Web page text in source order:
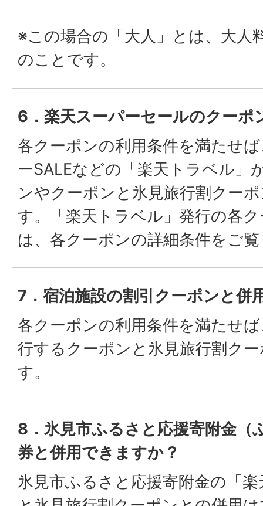
※この場合の「大人」とは、大人
のことです。
6．楽天スーパーセールのクーポ
各クーポンの利用条件を満たせ
ーSALEなどの「楽天トラベル」
ンやクーポンと氷見旅行割クー
す。「楽天トラベル」発行の各
は、各クーポンの詳細条件をご
7．宿泊施設の割引クーポンと併
各クーポンの利用条件を満たせ
行するクーポンと氷見旅行割ク
す。
8．氷見市ふるさと応援寄附金（
券と併用できますか？
氷見市ふるさと応援寄附金の「